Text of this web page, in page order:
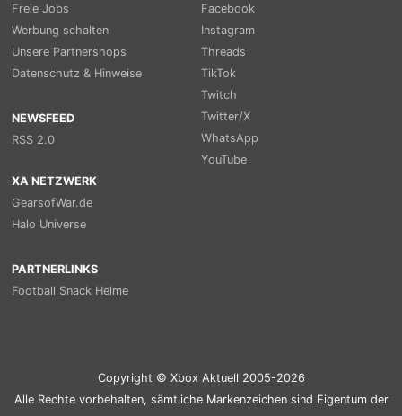
Freie Jobs
Werbung schalten
Unsere Partnershops
Datenschutz & Hinweise
NEWSFEED
RSS 2.0
Facebook
Instagram
Threads
TikTok
Twitch
Twitter/X
WhatsApp
YouTube
XA NETZWERK
GearsofWar.de
Halo Universe
PARTNERLINKS
Football Snack Helme
Copyright © Xbox Aktuell 2005-2026
Alle Rechte vorbehalten, sämtliche Markenzeichen sind Eigentum der